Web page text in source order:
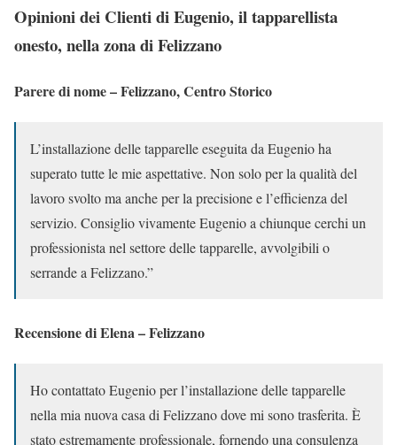
Opinioni dei Clienti di Eugenio, il tapparellista
onesto, nella zona di Felizzano
Parere di nome – Felizzano, Centro Storico
L’installazione delle tapparelle eseguita da Eugenio ha
superato tutte le mie aspettative. Non solo per la qualità del
lavoro svolto ma anche per la precisione e l’efficienza del
servizio. Consiglio vivamente Eugenio a chiunque cerchi un
professionista nel settore delle tapparelle, avvolgibili o
serrande a Felizzano.”
Recensione di Elena – Felizzano
Ho contattato Eugenio per l’installazione delle tapparelle
nella mia nuova casa di Felizzano dove mi sono trasferita. È
stato estremamente professionale, fornendo una consulenza